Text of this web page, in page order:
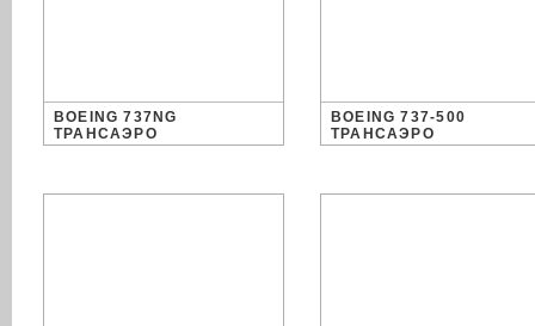
BOEING 737NG
ТРАНСАЭРО
BOEING 737-500
ТРАНСАЭРО